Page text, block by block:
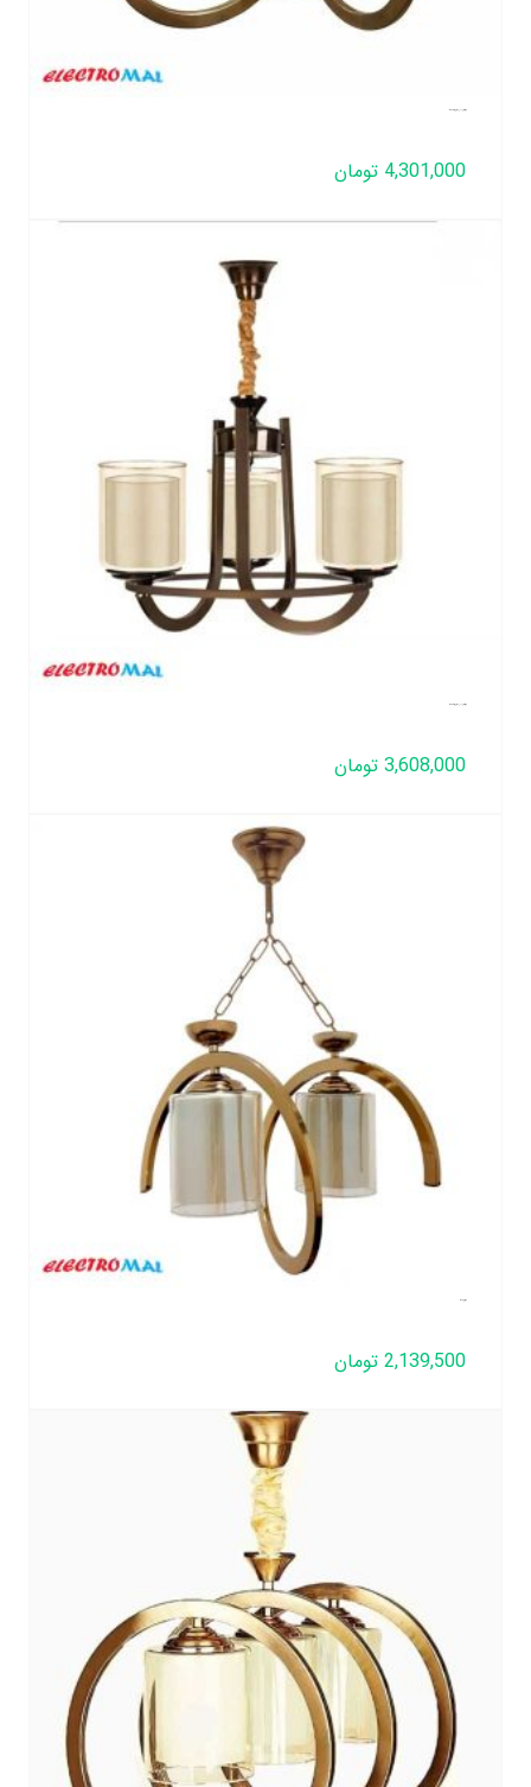
4,301,000 تومان
لوستر لهستانی مدل عصایی تک رینگ 3 شعله
3,608,000 تومان
2,139,500 تومان